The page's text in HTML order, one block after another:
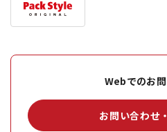
Webでのお
お問い合わせ